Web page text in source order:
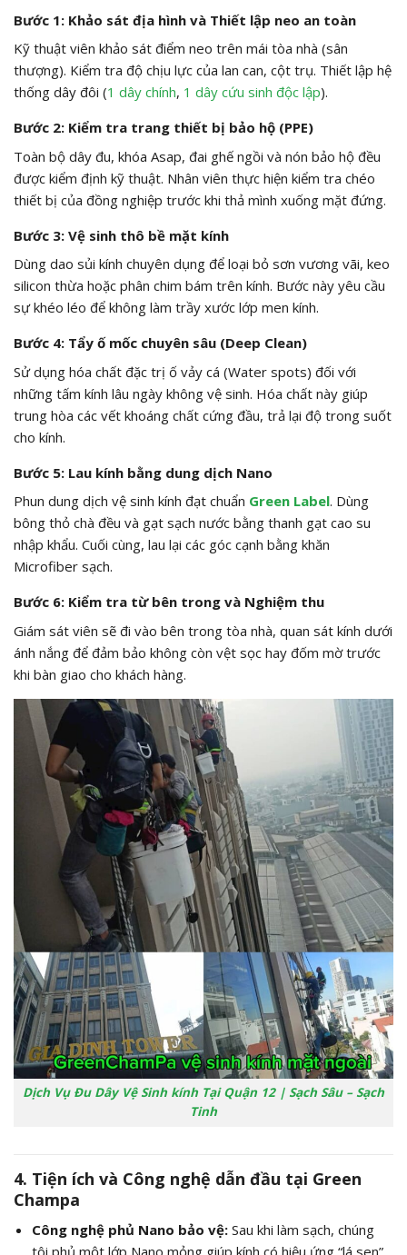
Bước 1: Khảo sát địa hình và Thiết lập neo an toàn
Kỹ thuật viên khảo sát điểm neo trên mái tòa nhà (sân
thượng). Kiểm tra độ chịu lực của lan can, cột trụ. Thiết lập hệ
thống dây đôi (1 dây chính, 1 dây cứu sinh độc lập).
Bước 2: Kiểm tra trang thiết bị bảo hộ (PPE)
Toàn bộ dây đu, khóa Asap, đai ghế ngồi và nón bảo hộ đều
được kiểm định kỹ thuật. Nhân viên thực hiện kiểm tra chéo
thiết bị của đồng nghiệp trước khi thả mình xuống mặt đứng.
Bước 3: Vệ sinh thô bề mặt kính
Dùng dao sủi kính chuyên dụng để loại bỏ sơn vương vãi, keo
silicon thừa hoặc phân chim bám trên kính. Bước này yêu cầu
sự khéo léo để không làm trầy xước lớp men kính.
Bước 4: Tẩy ố mốc chuyên sâu (Deep Clean)
Sử dụng hóa chất đặc trị ố vảy cá (Water spots) đối với
những tấm kính lâu ngày không vệ sinh. Hóa chất này giúp
trung hòa các vết khoáng chất cứng đầu, trả lại độ trong suốt
cho kính.
Bước 5: Lau kính bằng dung dịch Nano
Phun dung dịch vệ sinh kính đạt chuẩn Green Label. Dùng
bông thỏ chà đều và gạt sạch nước bằng thanh gạt cao su
nhập khẩu. Cuối cùng, lau lại các góc cạnh bằng khăn
Microfiber sạch.
Bước 6: Kiểm tra từ bên trong và Nghiệm thu
Giám sát viên sẽ đi vào bên trong tòa nhà, quan sát kính dưới
ánh nắng để đảm bảo không còn vệt sọc hay đốm mờ trước
khi bàn giao cho khách hàng.
Dịch Vụ Đu Dây Vệ Sinh kính Tại Quận 12 | Sạch Sâu – Sạch
Tinh
4. Tiện ích và Công nghệ dẫn đầu tại Green
Champa
Công nghệ phủ Nano bảo vệ:Sau khi làm sạch, chúng
tôi phủ một lớp Nano mỏng giúp kính có hiệu ứng “lá sen”,